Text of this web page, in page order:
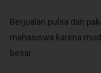
Berjualan pulsa dan
mahasiswa karena
besar.